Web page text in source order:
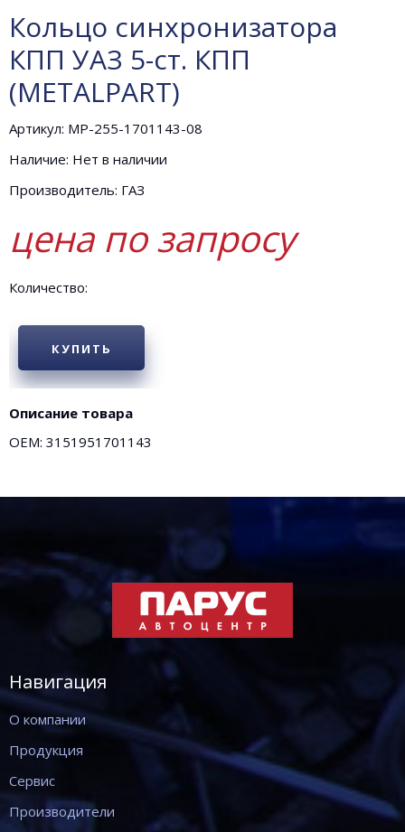
Кольцо синхронизатора
КПП УАЗ 5-ст. КПП
(METALPART)
Артикул: MP-255-1701143-08
Наличие: Нет в наличии
Производитель: ГАЗ
цена по запросу
Количество:
КУПИТЬ
Описание товара
OEM: 3151951701143
Навигация
О компании
Продукция
Сервис
Производители